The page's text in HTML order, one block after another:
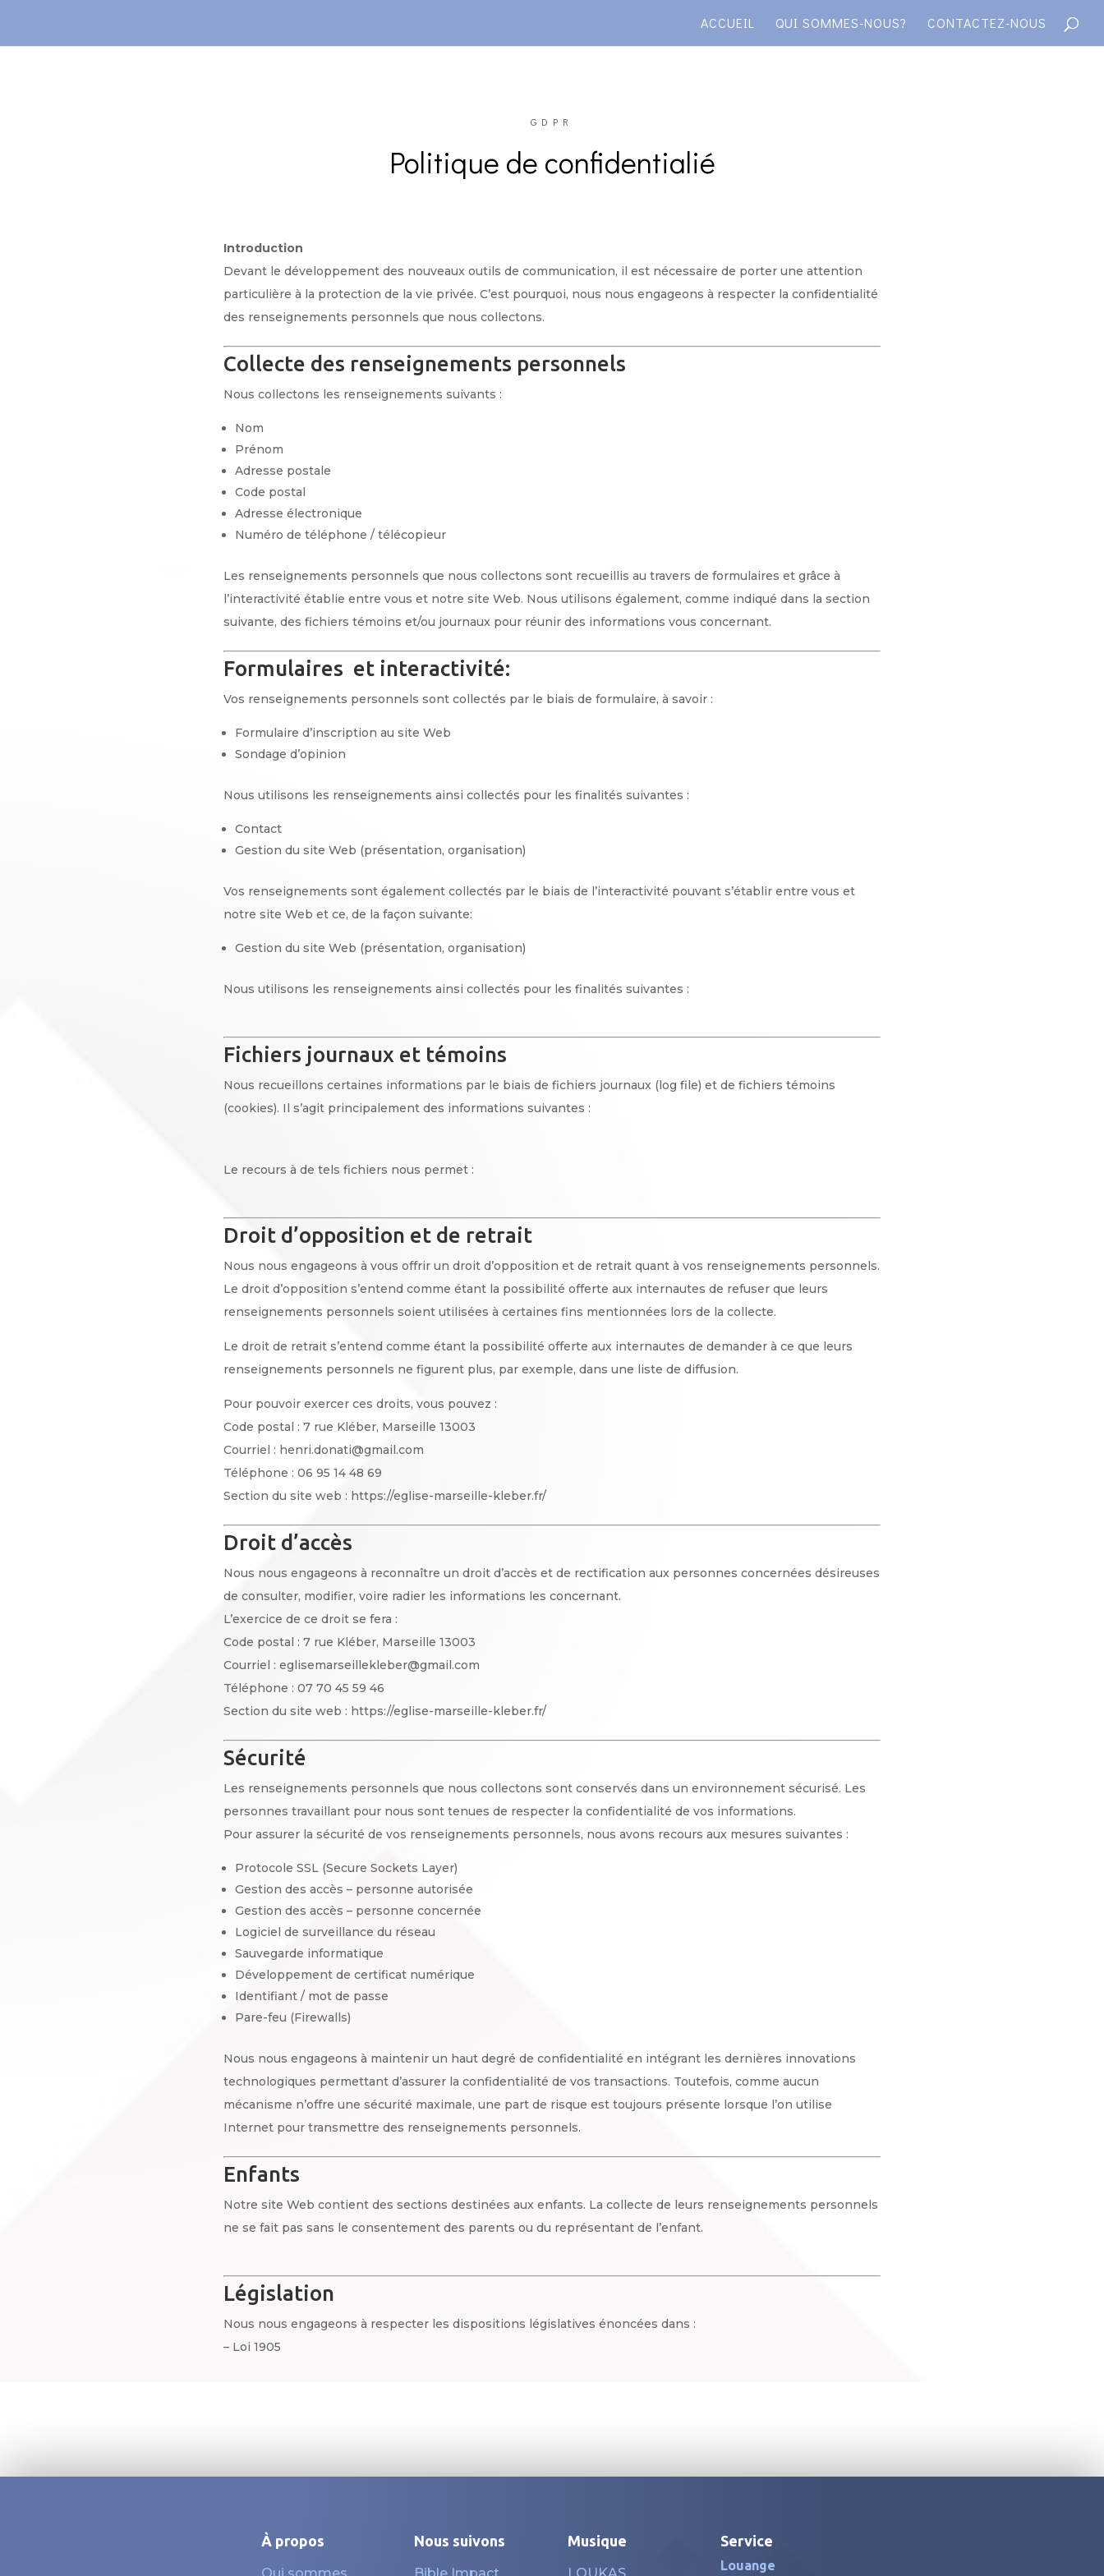
ACCUEIL QUI SOMMES-NOUS? CONTACTEZ-NOUS
GDPR
Politique de confidentialié
Introduction
Devant le développement des nouveaux outils de communication, il est nécessaire de porter une attention
particulière à la protection de la vie privée. C’est pourquoi, nous nous engageons à respecter la confidentialité
des renseignements personnels que nous collectons.
Collecte des renseignements personnels
Nous collectons les renseignements suivants :
Nom
Prénom
Adresse postale
Code postal
Adresse électronique
Numéro de téléphone / télécopieur
Les renseignements personnels que nous collectons sont recueillis au travers de formulaires et grâce à
l’interactivité établie entre vous et notre site Web. Nous utilisons également, comme indiqué dans la section
suivante, des fichiers témoins et/ou journaux pour réunir des informations vous concernant.
Formulaires et interactivité:
Vos renseignements personnels sont collectés par le biais de formulaire, à savoir :
Formulaire d’inscription au site Web
Sondage d’opinion
Nous utilisons les renseignements ainsi collectés pour les finalités suivantes :
Contact
Gestion du site Web (présentation, organisation)
Vos renseignements sont également collectés par le biais de l’interactivité pouvant s’établir entre vous et
notre site Web et ce, de la façon suivante:
Gestion du site Web (présentation, organisation)
Nous utilisons les renseignements ainsi collectés pour les finalités suivantes :
Fichiers journaux et témoins
Nous recueillons certaines informations par le biais de fichiers journaux (log file) et de fichiers témoins
(cookies). Il s’agit principalement des informations suivantes :
Le recours à de tels fichiers nous permet :
Droit d’opposition et de retrait
Nous nous engageons à vous offrir un droit d’opposition et de retrait quant à vos renseignements personnels.
Le droit d’opposition s’entend comme étant la possibilité offerte aux internautes de refuser que leurs
renseignements personnels soient utilisées à certaines fins mentionnées lors de la collecte.
Le droit de retrait s’entend comme étant la possibilité offerte aux internautes de demander à ce que leurs
renseignements personnels ne figurent plus, par exemple, dans une liste de diffusion.
Pour pouvoir exercer ces droits, vous pouvez :
Code postal : 7 rue Kléber, Marseille 13003
Courriel : henri.donati@gmail.com
Téléphone : 06 95 14 48 69
Section du site web : https://eglise-marseille-kleber.fr/
Droit d’accès
Nous nous engageons à reconnaître un droit d’accès et de rectification aux personnes concernées désireuses
de consulter, modifier, voire radier les informations les concernant.
L’exercice de ce droit se fera :
Code postal : 7 rue Kléber, Marseille 13003
Courriel : eglisemarseillekleber@gmail.com
Téléphone : 07 70 45 59 46
Section du site web : https://eglise-marseille-kleber.fr/
Sécurité
Les renseignements personnels que nous collectons sont conservés dans un environnement sécurisé. Les
personnes travaillant pour nous sont tenues de respecter la confidentialité de vos informations.
Pour assurer la sécurité de vos renseignements personnels, nous avons recours aux mesures suivantes :
Protocole SSL (Secure Sockets Layer)
Gestion des accès – personne autorisée
Gestion des accès – personne concernée
Logiciel de surveillance du réseau
Sauvegarde informatique
Développement de certificat numérique
Identifiant / mot de passe
Pare-feu (Firewalls)
Nous nous engageons à maintenir un haut degré de confidentialité en intégrant les dernières innovations
technologiques permettant d’assurer la confidentialité de vos transactions. Toutefois, comme aucun
mécanisme n’offre une sécurité maximale, une part de risque est toujours présente lorsque l’on utilise
Internet pour transmettre des renseignements personnels.
Enfants
Notre site Web contient des sections destinées aux enfants. La collecte de leurs renseignements personnels
ne se fait pas sans le consentement des parents ou du représentant de l’enfant.
Législation
Nous nous engageons à respecter les dispositions législatives énoncées dans :
– Loi 1905
À propos Nous suivons Musique Service
Louange